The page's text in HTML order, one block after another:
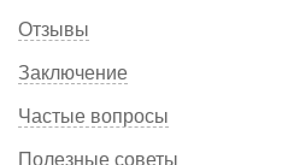
Отзывы
Заключение
Частые вопросы
Полезные советы